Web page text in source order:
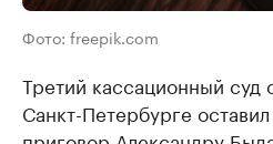
Фото: freepik.com
Третий кассационный
Санкт-Петербурге